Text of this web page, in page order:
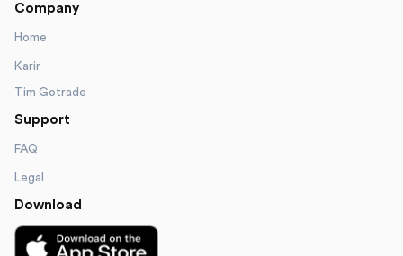
Company
Home
Karir
Tim Gotrade
Support
FAQ
Legal
Download